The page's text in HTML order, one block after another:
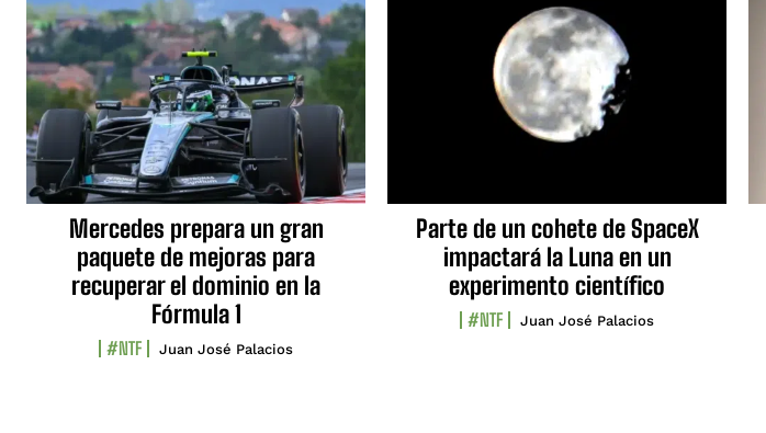
Mercedes prepara un gran
paquete de mejoras para
recuperar el dominio en la
Fórmula 1
#NTF Juan José Palacios
Parte de un cohete de SpaceX
impactará la Luna en un
experimento científico
#NTF Juan José Palacios